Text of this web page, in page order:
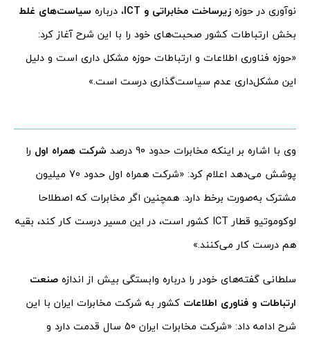
نوآوری در حوزه زیرساخت مخابراتی و ICT، درباره سیاست‌های غلط
بخش ارتباطات کشور صحبت‌های خود را با این شرح آغاز کرد:
«حوزه فناوری اطلاعات و ارتباطات حوزه مشکل‌ داری است و دلیل
این مشکل‌داری عدم سیاست‌گذاری درست است.»
وی با اشاره بر اینکه مخابرات حدود 90 درصد شرکت همراه اول را
پوشش می‌دهد اعلام کرد: «شرکت همراه اول حدود 70 میلیون
مشترک به‌صورت برخط دارد. همچنین اگر مخابرات که اصطلاحا
لوکوموتیو قطار ICT کشور است، در این مسیر درست کار کند، بقیه
هم درست کار می‌کنند.»
سلطانی گفته‌های خودر را درباره وابستگی بیش از اندازه صنعت
ارتباطات و فناوری اطلاعات کشور به شرکت مخابرات ایران با این
شرح ادامه داد: «شرکت مخابرات ایران 50 سال قدمت دارد و